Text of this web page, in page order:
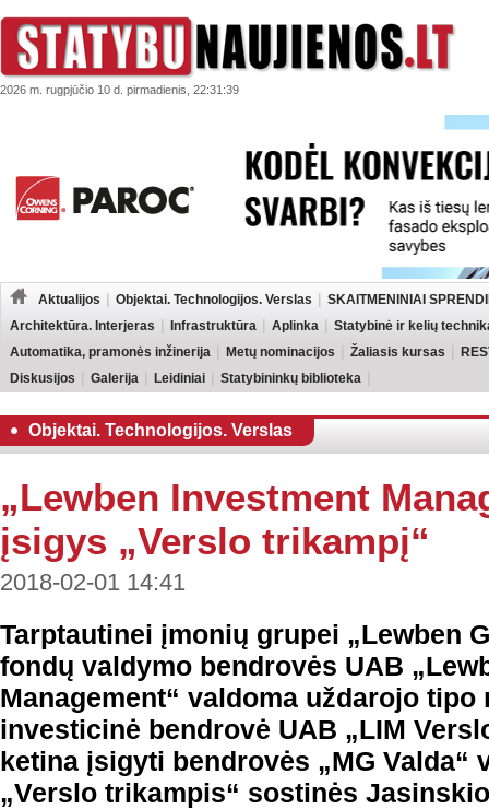
2026 m. rugpjūčio 10 d. pirmadienis, 22:31:39
Aktualijos Objektai. Technologijos. Verslas
SKAITMENINIAI
Architektūra. Interjeras
Infrastruktūra Aplinka
Statybinė ir kelių
Automatika, pramonės inžinerija
Metų nominacijos Žaliasis kursas
Diskusijos
Galerija Leidiniai Statybininkų biblioteka
Objektai. Technologijos. Verslas
„Lewben Investment
įsigys „Verslo trikampį“
2018-02-01 14:41
Tarptautinei įmonių grupei „Lewben
fondų valdymo bendrovės UAB
Management“ valdoma uždarojo
investicinė bendrovė UAB „LIM
ketina įsigyti bendrovės „MG Valda“
„Verslo trikampis“ sostinės